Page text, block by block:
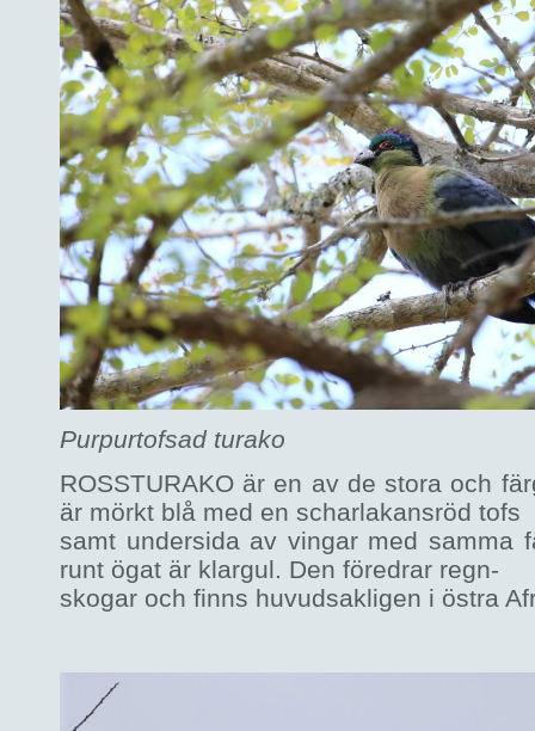
Purpurtofsad turako
ROSSTURAKO är en av de stora och
är mörkt blå med en scharlakansröd tofs
samt undersida av vingar med samma
runt ögat är klargul. Den föredrar regn-
skogar och finns huvudsakligen i östra